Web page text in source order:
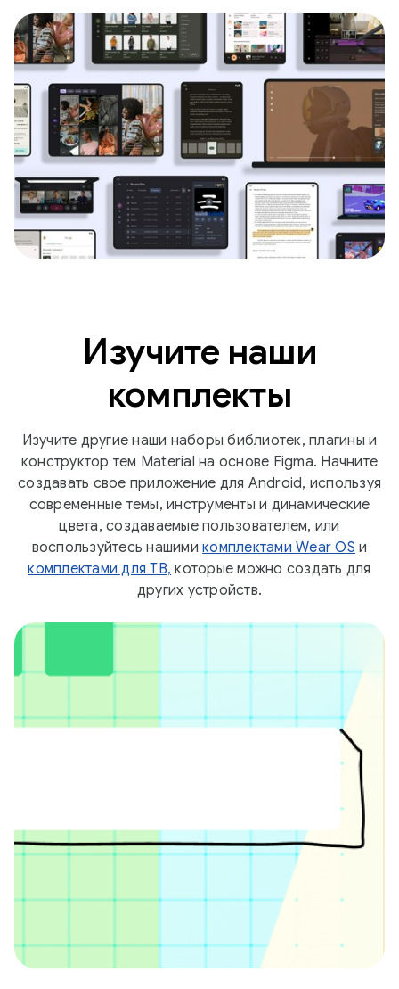
Изучите наши
комплекты
Изучите другие наши наборы библиотек, плагины и
конструктор тем Material на основе Figma. Начните
создавать свое приложение для Android, используя
современные темы, инструменты и динамические
цвета, создаваемые пользователем, или
воспользуйтесь нашимикомплектами Wear OS и
комплектами для ТВ, которые можно создать для
других устройств.